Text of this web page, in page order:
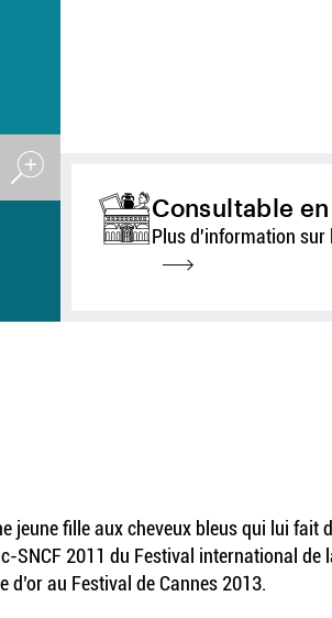
Consultable
Plus d'information
jeune fille aux cheveux bleus qui lui
2011 du Festival international de
d’or au Festival de Cannes 2013.